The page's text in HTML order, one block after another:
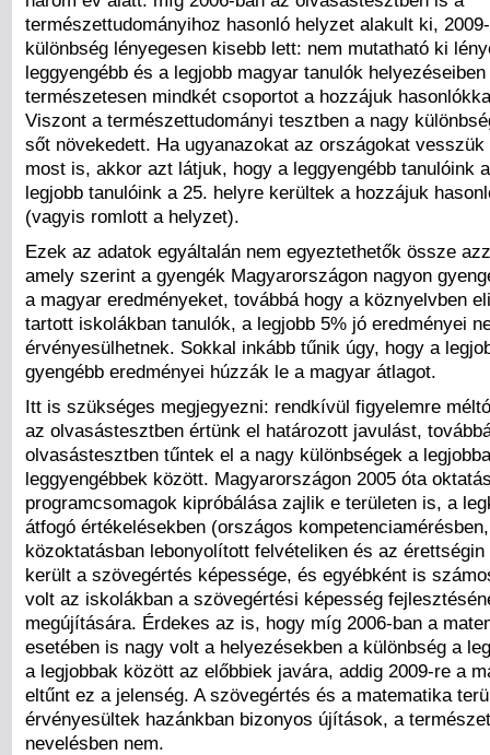
természettudományihoz hasonló helyzet alakult ki,
különbség lényegesen kisebb lett: nem mutatható ki
leggyengébb és a legjobb magyar tanulók helyezéseiben
természetesen mindkét csoportot a hozzájuk
Viszont a természettudományi tesztben a nagy
sőt növekedett. Ha ugyanazokat az országokat vesszük
most is, akkor azt látjuk, hogy a leggyengébb tanulóink
legjobb tanulóink a 25. helyre kerültek a hozzájuk
(vagyis romlott a helyzet).
Ezek az adatok egyáltalán nem egyeztethetők össze
amely szerint a gyengék Magyarországon nagyon
a magyar eredményeket, továbbá hogy a köznyelvben
tartott iskolákban tanulók, a legjobb 5% jó eredményei
érvényesülhetnek. Sokkal inkább tűnik úgy, hogy a
gyengébb eredményei húzzák le a magyar átlagot.
Itt is szükséges megjegyezni: rendkívül figyelemre
az olvasástesztben értünk el határozott javulást,
olvasástesztben tűntek el a nagy különbségek a
leggyengébbek között. Magyarországon 2005 óta
programcsomagok kipróbálása zajlik e területen is, a
átfogó értékelésekben (országos
közoktatásban lebonyolított felvételiken és az
került a szövegértés képessége, és egyébként is
volt az iskolákban a szövegértési képesség
megújítására. Érdekes az is, hogy míg 2006-ban a
esetében is nagy volt a helyezésekben a különbség a
a legjobbak között az előbbiek javára, addig 2009-re a
eltűnt ez a jelenség. A szövegértés és a matematika
érvényesültek hazánkban bizonyos újítások, a
nevelésben nem.